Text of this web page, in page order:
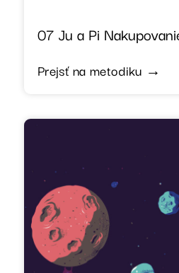
07 Ju a Pi
Prejsť na metodiku →